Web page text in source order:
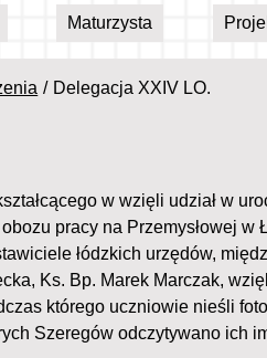
Maturzysta
Delegacja XXIV LO.
w wzięli udział w
pracy na Przemysłowej w
łódzkich urzędów,
Ks. Bp. Marek Marczak,
którego uczniowie nieśli
Szeregów odczytywano ich